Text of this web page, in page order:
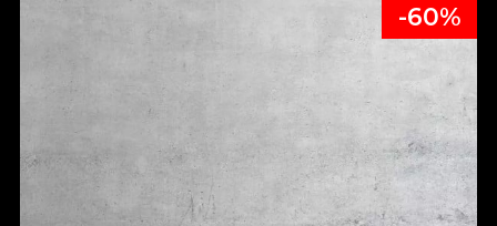
-60%